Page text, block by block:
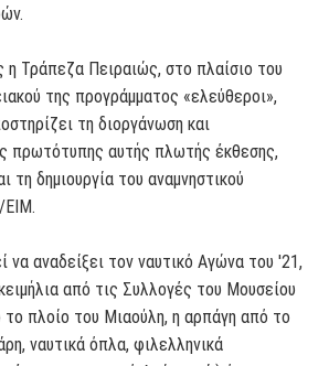
Τράπεζα Πειραιώς, στο πλαίσιο του
της προγράμματος «ελεύθεροι»,
τη διοργάνωση και
πρωτότυπης αυτής πλωτής έκθεσης,
τη δημιουργία του αναμνηστικού
ΕΙΜ.
να αναδείξει τον ναυτικό Αγώνα του '21,
από τις Συλλογές του Μουσείου
πλοίο του Μιαούλη, η αρπάγη από το
ναυτικά όπλα, φιλελληνικά